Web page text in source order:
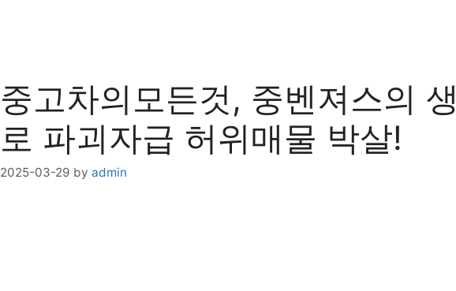
중고차의모든것, 중벤져스의
로 파괴자급 허위매물 박살!
2025-03-29 by admin